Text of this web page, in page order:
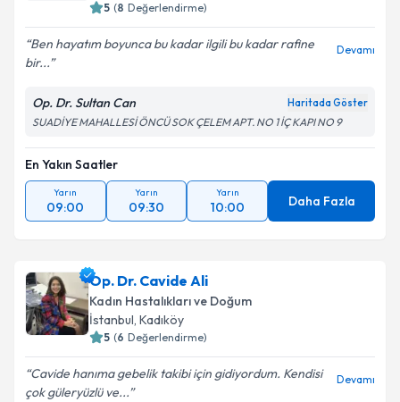
5 (8 Değerlendirme)
Ben hayatım boyunca bu kadar ilgili bu kadar rafine
bir...
Devamı
Op. Dr. Sultan Can Haritada Göster
SUADİYE MAHALLESİ ÖNCÜ SOK ÇELEM APT. NO 1 İÇ KAPI NO 9
En Yakın Saatler
Yarın
09:00
Yarın
09:30
Yarın
10:00 Daha Fazla
Op. Dr. Cavide Ali
Kadın Hastalıkları ve Doğum
İstanbul, Kadıköy
5 (6 Değerlendirme)
Cavide hanıma gebelik takibi için gidiyordum. Kendisi
çok güleryüzlü ve...
Devamı